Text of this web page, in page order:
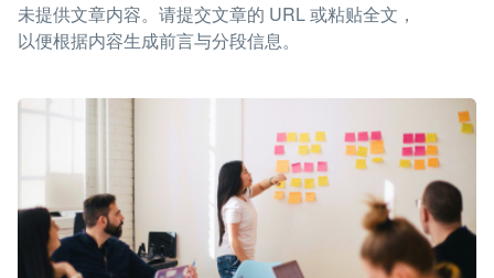
未提供文章内容。请提交文章的 URL 或粘贴全文，
以便根据内容生成前言与分段信息。